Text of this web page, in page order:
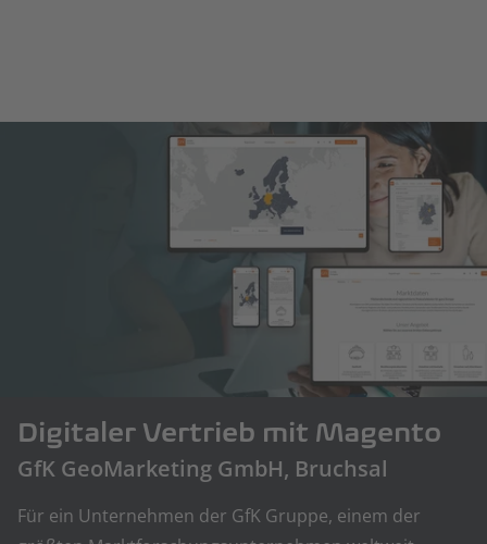
Digitaler Vertrieb mit Magento
GfK GeoMarketing GmbH, Bruchsal
Für ein Unternehmen der GfK Gruppe, einem der